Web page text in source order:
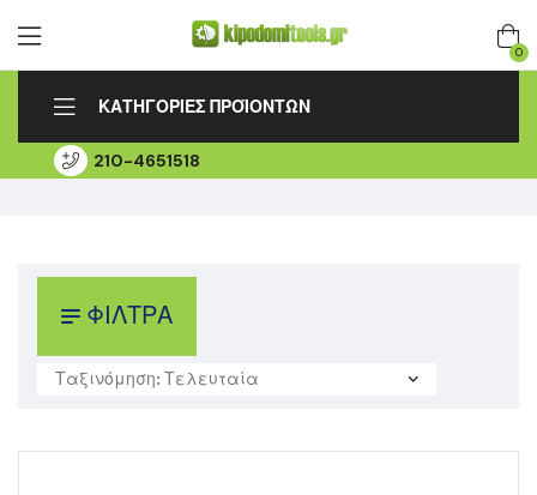
0
ΚΑΤΗΓΟΡΙΕΣ ΠΡΟΪΟΝΤΩΝ
ΑΡΧΙΚΗ
210-4651518
ΦΙΛΤΡΑ